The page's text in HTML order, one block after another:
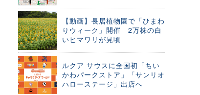
【動画】長居植物園で「ひまわ
りウィーク」開催 2万株の白
いヒマワリが見頃
ルクア サウスに全国初「ちい
かわパークストア」「サンリオ
ハローステージ」出店へ